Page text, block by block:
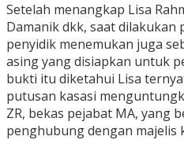
Setelah menangkap Lisa
Damanik dkk, saat dilakukan
penyidik menemukan juga
asing yang disiapkan untuk
bukti itu diketahui Lisa
putusan kasasi
ZR, bekas pejabat MA, yang
penghubung dengan majelis